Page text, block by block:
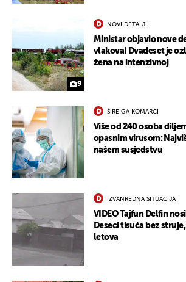
9
NOVI DETALJI
Ministar objavio nove
vlakova! Dvadeset je
žena na intenzivnoj
ŠIRE GA KOMARCI
Više od 240 osoba
opasnim virusom:
našem susjedstvu
IZVANREDNA SITUACIJA
VIDEO Tajfun Delfin
Deseci tisuća bez
letova
UKLJUČITE